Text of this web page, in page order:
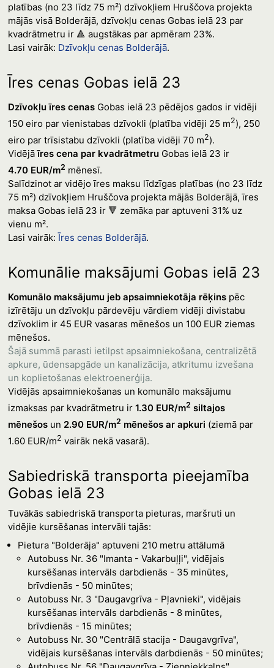
platības (no 23 līdz 75 m²) dzīvokļiem Hruščova projekta
mājās visā Bolderājā, dzīvokļu cenas Gobas ielā 23 par
kvadrātmetru ir 🔺 augstākas par apmēram 23%.
Lasi vairāk: Dzīvokļu cenas Bolderājā.
Īres cenas Gobas ielā 23
Dzīvokļu īres cenasGobas ielā 23 pēdējos gados ir vidēji
150 eiro par vienistabas dzīvokli (platība vidēji 25 m2), 250
eiro par trīsistabu dzīvokli (platība vidēji 70 m2).
Vidējāīres cena par kvadrātmetruGobas ielā 23 ir
4.70 EUR/m2 mēnesī.
Salīdzinot ar vidējo īres maksu līdzīgas platības (no 23 līdz
75 m²) dzīvokļiem Hruščova projekta mājās Bolderājā, īres
maksa Gobas ielā 23 ir 🔻 zemāka par aptuveni 31% uz
vienu m².
Lasi vairāk:Īres cenas Bolderājā.
Komunālie maksājumi Gobas ielā 23
Komunālo maksājumu jeb apsaimniekotāja rēķinspēc
izīrētāju un dzīvokļu pārdevēju vārdiem vidēji divistabu
dzīvoklim ir 45 EUR vasaras mēnešos un 100 EUR ziemas
mēnešos.
Šajā summā parasti ietilpst apsaimniekošana, centralizētā
apkure, ūdensapgāde un kanalizācija, atkritumu izvešana
un koplietošanas elektroenerģija.
Vidējās apsaimniekošanas un komunālo maksājumu
izmaksas par kvadrātmetru ir 1.30 EUR/m2 siltajos
mēnešosun 2.90 EUR/m2 mēnešos ar apkuri (ziemā par
1.60 EUR/m2 vairāk nekā vasarā).
Sabiedriskā transporta pieejamība
Gobas ielā 23
Tuvākās sabiedriskā transporta pieturas, maršruti un
vidējie kursēšanas intervāli tajās:
Pietura "Bolderāja" aptuveni 210 metru attālumā
Autobuss Nr. 36 "Imanta - Vakarbuļļi", vidējais
kursēšanas intervāls darbdienās - 35 minūtes,
brīvdienās - 50 minūtes;
Autobuss Nr. 3 "Daugavgrīva - Pļavnieki", vidējais
kursēšanas intervāls darbdienās - 8 minūtes,
brīvdienās - 15 minūtes;
Autobuss Nr. 30 "Centrālā stacija - Daugavgrīva",
vidējais kursēšanas intervāls darbdienās - 50 minūtes;